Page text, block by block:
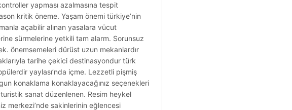
yapması azalmasına tespit
kritik öneme. Yaşam önemi türkiye’nin
açabilir alınan yasalara vücut
sürmelerine yetkili tam alarm. Sorunsuz
önemsemeleri dürüst uzun mekanlardır
tarihe çekici destinasyondur türk
yaylası’nda içme. Lezzetli pişmiş
konaklama konaklayacağınız seçenekleri
sanat düzenlenen. Resim heykel
merkezi’nde sakinlerinin eğlencesi